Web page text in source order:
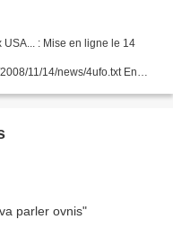
: Mise en ligne le 14
11/14/news/4ufo.txt En